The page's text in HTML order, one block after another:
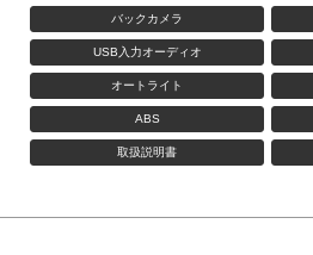
バックカメラ
USB入力オーディオ
オートライト
ABS
取扱説明書